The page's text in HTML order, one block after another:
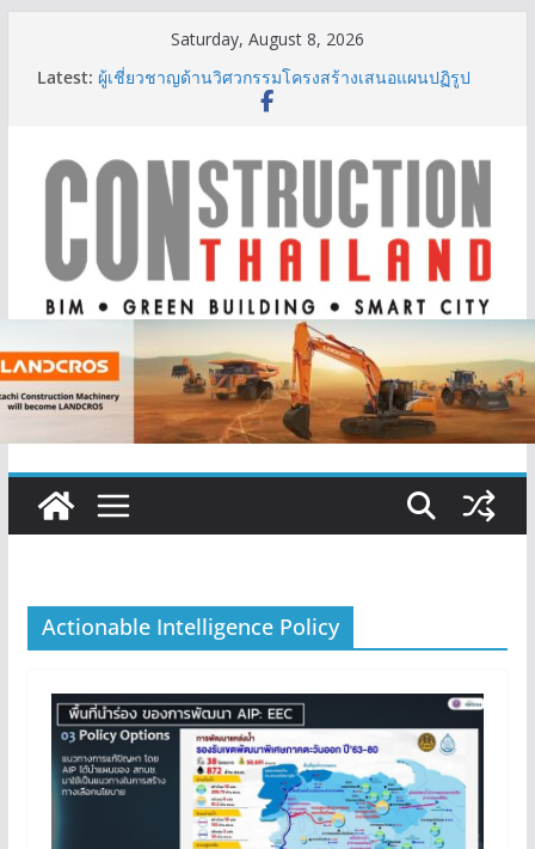
Saturday, August 8, 2026
Latest: ผู้เชี่ยวชาญด้านวิศวกรรมโครงสร้างเสนอแผนปฏิรูป
มาตรฐานตั้งแต่การออกแบบถึงการตรวจสอบอาคารไทย
เติบโต 377% ชี้ดีมานด์ภูเก็ตยังแกร่ง
BCT Expo 2026 ชูแนวคิด “Empowering Net Zero in
Construction & Mining” ขับเคลื่อนอุตสาหกรรม
ก่อสร้างและเหมืองแร่สู่สังคมคาร์บอนต่ำอย่างยั่งยืน
ลลิล พร็อพเพอร์ตี้ ก้าวสู่ปีที่ 40 ยึดลูกค้าเป็นศูนย์กลาง
IHG Hotels & Resorts เปิดตัว ฮอลิเดย์ อินน์ เอ็กซ์เพรส
อ่าวนางแห่งแรกในกระบี่
Actionable Intelligence Policy